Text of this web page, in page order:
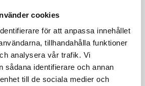
cookies
för att anpassa innehållet
tillhandahålla funktioner
analysera vår trafik. Vi
sådana identifierare och annan
till de sociala medier och